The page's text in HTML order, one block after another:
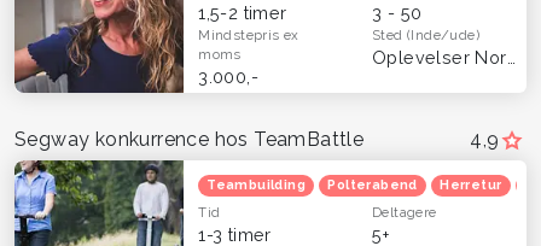
1,5-2 timer 3 - 50
Mindstepris ex
moms
3.000,-
Sted(Inde/ude)
4,9
Segway konkurrence hos TeamBattle
Teambuilding Polterabend Herretur
Tid
1-3 timer
Deltagere
5+